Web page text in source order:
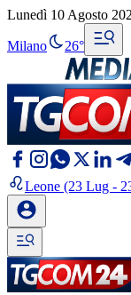
Lunedì 10 Agosto
Milano 26°
Leone (23 Lug -